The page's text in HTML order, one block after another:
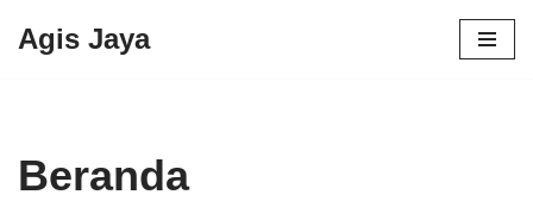
Agis Jaya
Beranda